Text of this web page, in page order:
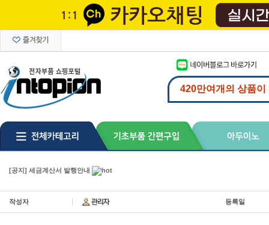
[공지] 세금계산서 발행안내
작성자 등록일